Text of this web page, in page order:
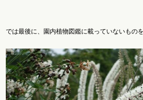
では最後に、園内植物図鑑に載っていないもの